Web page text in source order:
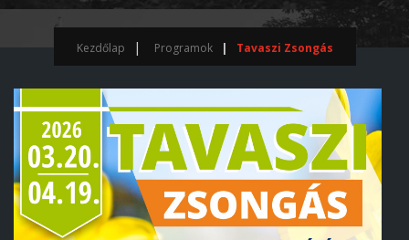
Kezdőlap Programok Tavaszi Zsongás